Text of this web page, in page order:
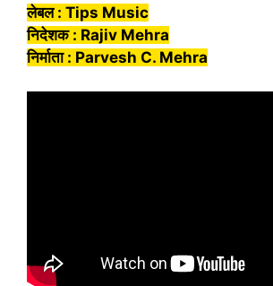
लेबल : Tips Music
निदेशक : Rajiv Mehra
निर्माता : Parvesh C. Mehra